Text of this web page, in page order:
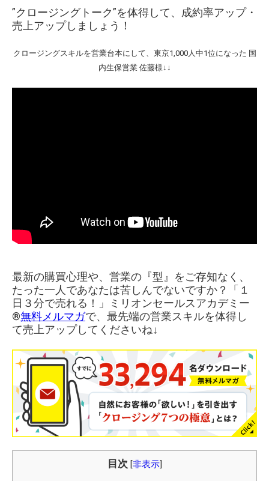
”クロージングトーク”を体得して、成約率アップ・
売上アップしましょう！
クロージングスキルを営業台本にして、東京1,000人中1位になった 国
内生保営業 佐藤様↓↓
最新の購買心理や、営業の『型』をご存知なく、
たった一人であなたは苦しんでないですか？「１
日３分で売れる！」ミリオンセールスアカデミー
®︎無料メルマガで、最先端の営業スキルを体得し
て売上アップしてくださいね↓
目次 [非表示]